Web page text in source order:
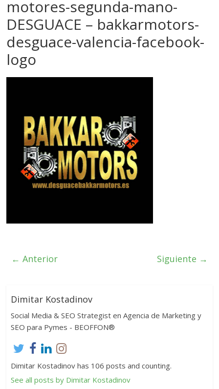
motores-segunda-mano-
DESGUACE – bakkarmotors-
desguace-valencia-facebook-
logo
← Anterior Siguiente →
Dimitar Kostadinov
Social Media & SEO Strategist en Agencia de Marketing y
SEO para Pymes - BEOFFON®
Dimitar Kostadinov has 106 posts and counting.
See all posts by Dimitar Kostadinov